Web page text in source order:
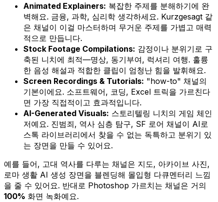
Animated Explainers: 복잡한 주제를 분해하기에 완
벽해요. 금융, 과학, 심리학 생각하세요. Kurzgesagt 같
은 채널이 이걸 마스터하며 무거운 주제를 가볍고 매력
적으로 만듭니다.
Stock Footage Compilations: 감정이나 분위기로 구
축된 니치에 최적—명상, 동기부여, 럭셔리 여행. 훌륭
한 음성 해설과 적합한 클립이 엄청난 힘을 발휘해요.
Screen Recordings & Tutorials: "how-to" 채널의
기본이에요. 소프트웨어, 코딩, Excel 트릭을 가르친다
면 가장 직접적이고 효과적입니다.
AI-Generated Visuals: 스토리텔링 니치의 게임 체인
저예요. 진범죄, 역사 심층 탐구, SF 로어 채널이 AI로
스톡 라이브러리에서 찾을 수 없는 독특하고 분위기 있
는 장면을 만들 수 있어요.
예를 들어, 고대 역사를 다루는 채널은 지도, 아카이브 사진,
로마 생활 AI 생성 장면을 블렌딩해 몰입형 다큐멘터리 느낌
을 줄 수 있어요. 반대로 Photoshop 가르치는 채널은 거의
100% 화면 녹화예요.